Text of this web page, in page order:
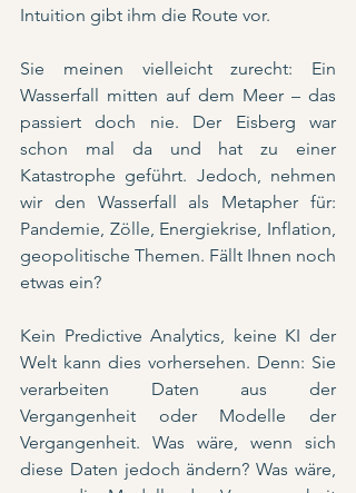
Intuition gibt ihm die Route vor.
Sie meinen vielleicht zurecht: Ein
Wasserfall mitten auf dem Meer – das
passiert doch nie. Der Eisberg war
schon mal da und hat zu einer
Katastrophe geführt. Jedoch, nehmen
wir den Wasserfall als Metapher für:
Pandemie, Zölle, Energiekrise, Inflation,
geopolitische Themen. Fällt Ihnen noch
etwas ein?
Kein Predictive Analytics, keine KI der
Welt kann dies vorhersehen. Denn: Sie
verarbeiten Daten aus der
Vergangenheit oder Modelle der
Vergangenheit. Was wäre, wenn sich
diese Daten jedoch ändern? Was wäre,